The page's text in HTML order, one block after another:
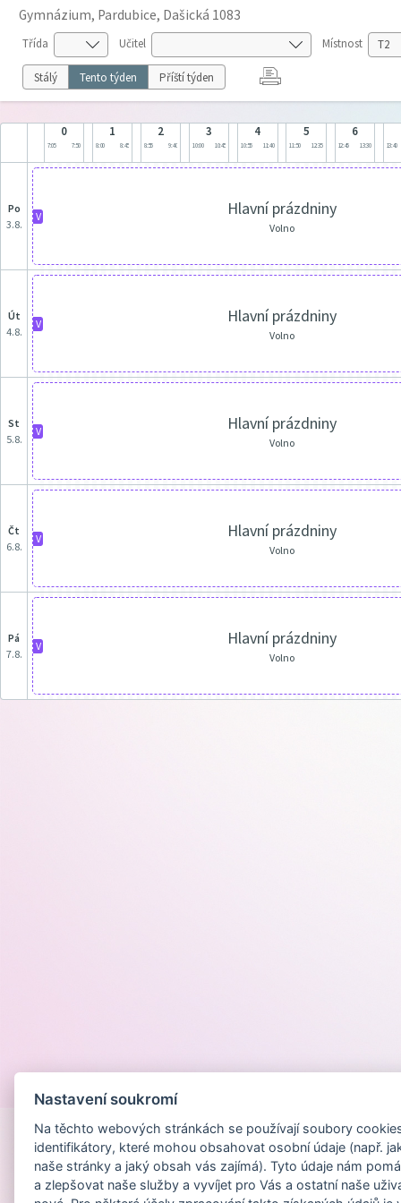
Gymnázium, Pardubice, Dašická 1083
Třída Učitel Místnost
Stálý Tento týden Příští týden
0
7:05 7:50
1
8:00 8:45
2
8:55 9:40
3
10:00 10:45
4
10:55 11:40
5
11:50 12:35
6
12:45 13:30 13:40
po
3.8.
V Hlavní prázdniny
Volno
út
4.8.
V Hlavní prázdniny
Volno
st
5.8.
V Hlavní prázdniny
Volno
čt
6.8.
V Hlavní prázdniny
Volno
pá
7.8.
V Hlavní prázdniny
Volno
Nastavení soukromí
Na těchto webových stránkách se používají soubory
identifikátory, které mohou obsahovat osobní údaje (např.
naše stránky a jaký obsah vás zajímá). Tyto údaje nám
a zlepšovat naše služby a vyvíjet pro Vás a ostatní naše